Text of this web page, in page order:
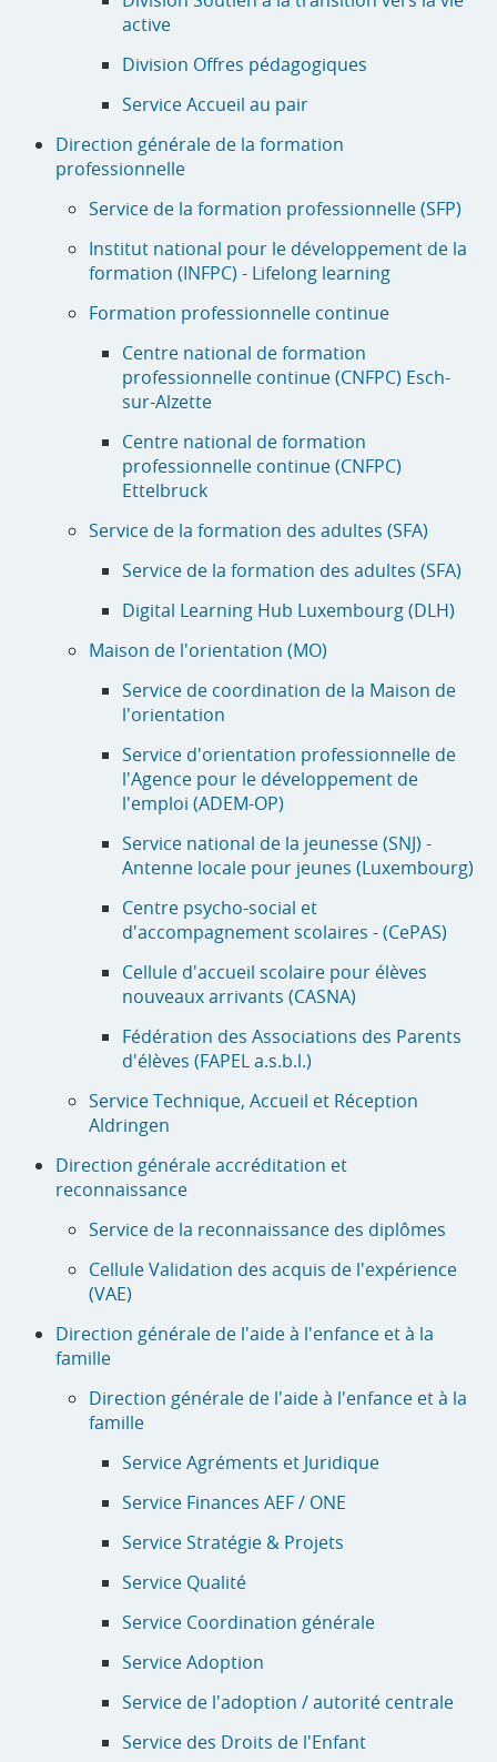
active
Division Offres pédagogiques
Service Accueil au pair
Direction générale de la formation
professionnelle
Service de la formation professionnelle (SFP)
Institut national pour le développement de la
formation (INFPC) - Lifelong learning
Formation professionnelle continue
Centre national de formation
professionnelle continue (CNFPC) Esch-
sur-Alzette
Centre national de formation
professionnelle continue (CNFPC)
Ettelbruck
Service de la formation des adultes (SFA)
Service de la formation des adultes (SFA)
Digital Learning Hub Luxembourg (DLH)
Maison de l'orientation (MO)
Service de coordination de la Maison de
l'orientation
Service d'orientation professionnelle de
l'Agence pour le développement de
l'emploi (ADEM-OP)
Service national de la jeunesse (SNJ) -
Antenne locale pour jeunes (Luxembourg)
Centre psycho-social et
d'accompagnement scolaires - (CePAS)
Cellule d'accueil scolaire pour élèves
nouveaux arrivants (CASNA)
Fédération des Associations des Parents
d'élèves (FAPEL a.s.b.l.)
Service Technique, Accueil et Réception
Aldringen
Direction générale accréditation et
reconnaissance
Service de la reconnaissance des diplômes
Cellule Validation des acquis de l'expérience
(VAE)
Direction générale de l'aide à l'enfance et à la
famille
Direction générale de l'aide à l'enfance et à la
famille
Service Agréments et Juridique
Service Finances AEF / ONE
Service Stratégie & Projets
Service Qualité
Service Coordination générale
Service Adoption
Service de l'adoption / autorité centrale
Service des Droits de l'Enfant